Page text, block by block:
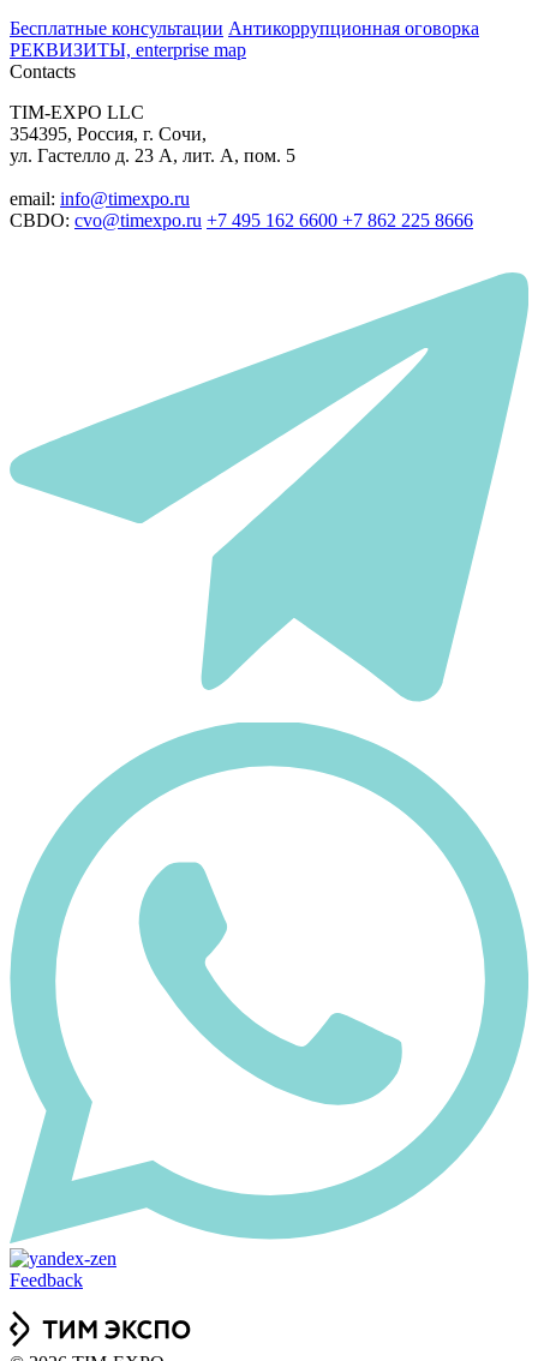
Бесплатные консультации Антикоррупционная оговорка
РЕКВИЗИТЫ, enterprise map
Contacts
TIM-EXPO LLC
354395, Россия, г. Сочи,
ул. Гастелло д. 23 А, лит. А, пом. 5
email: info@timexpo.ru
CBDO: cvo@timexpo.ru +7 495 162 6600 +7 862 225 8666
Feedback